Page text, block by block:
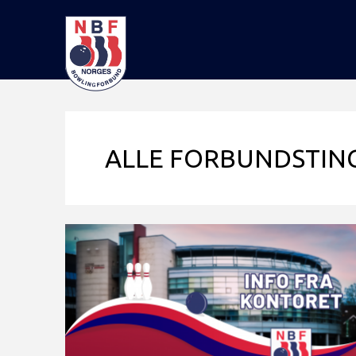
ALLE